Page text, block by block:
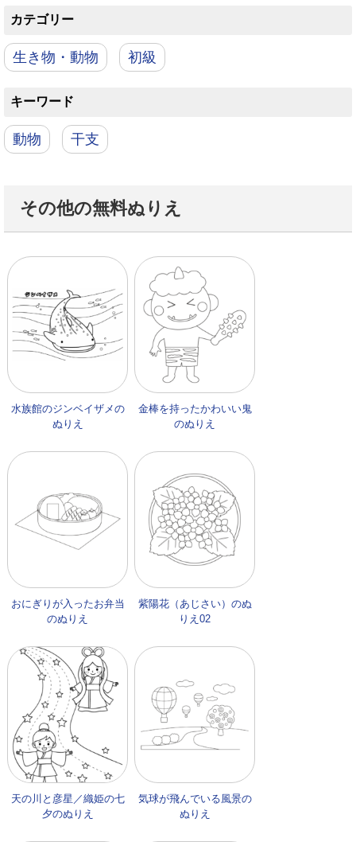
カテゴリー
生き物・動物 初級
キーワード
動物 干支
その他の無料ぬりえ
水族館のジンベイザメの
ぬりえ
金棒を持ったかわいい鬼
のぬりえ
おにぎりが入ったお弁当
のぬりえ
紫陽花（あじさい）のぬ
りえ02
天の川と彦星／織姫の七
夕のぬりえ
気球が飛んでいる風景の
ぬりえ